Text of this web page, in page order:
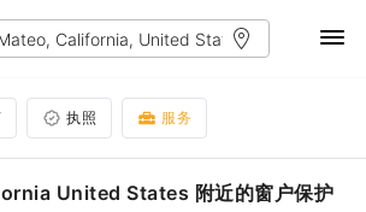
执照 服务
United States 附近的窗户保护